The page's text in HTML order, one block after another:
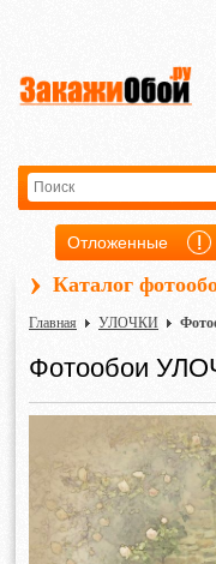
Отложенные
› Каталог
Главная УЛОЧКИ
Фотообои